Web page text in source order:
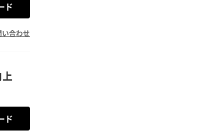
ド
合わせ
ド